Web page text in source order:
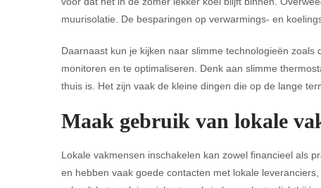
muurisolatie. De besparingen op verwarmings- en
Daarnaast kun je kijken naar slimme technologieën
monitoren en te optimaliseren. Denk aan slimme
thuis is. Het zijn vaak de kleine dingen die op de lange
Maak gebruik van lokale
Lokale vakmensen inschakelen kan zowel financieel als
en hebben vaak goede contacten met lokale